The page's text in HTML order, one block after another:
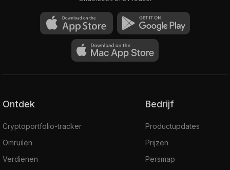
Ontdek
Cryptoportfolio-tracker
Omruilen
Verdienen
Bedrijf
Productupdates
Prijzen
Persmap